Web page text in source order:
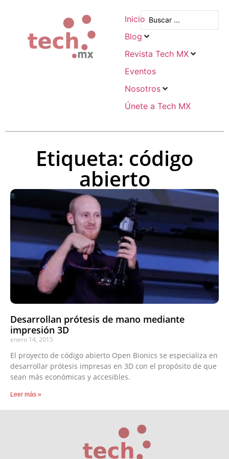
Inicio
Blog
Revista Tech MX
Eventos
Nosotros
Únete a Tech MX
Etiqueta: código
abierto
Desarrollan prótesis de mano mediante
impresión 3D
enero 14, 2015
El proyecto de código abierto Open Bionics se especializa en
desarrollar prótesis impresas en 3D con el propósito de que
sean más económicas y accesibles.
Leer más »